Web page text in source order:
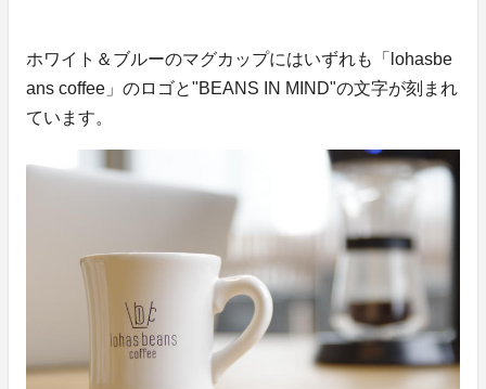
ホワイト＆ブルーのマグカップにはいずれも「lohasbe
ans coffee」のロゴと"BEANS IN MIND"の文字が刻まれ
ています。